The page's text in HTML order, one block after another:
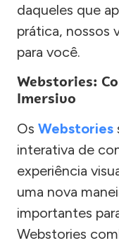
daqueles que
prática, nossos
para você.
Webstories:
Imersivo
Os Webstories
interativa de
experiência
uma nova
importantes
Webstories